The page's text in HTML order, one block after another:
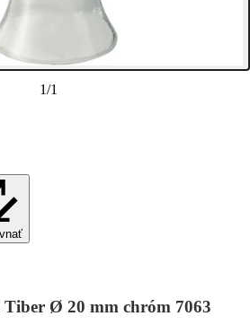
1/1
Ø 20 mm chróm 7063